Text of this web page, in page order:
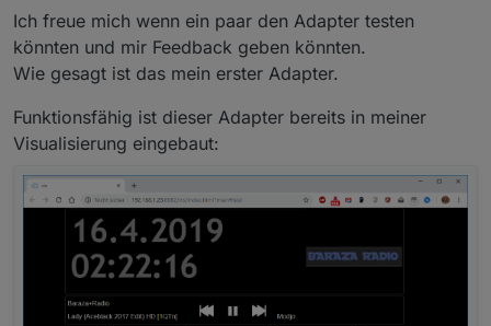
Ich freue mich wenn ein paar den Adapter testen
könnten und mir Feedback geben könnten.
Wie gesagt ist das mein erster Adapter.
Funktionsfähig ist dieser Adapter bereits in meiner
Visualisierung eingebaut: